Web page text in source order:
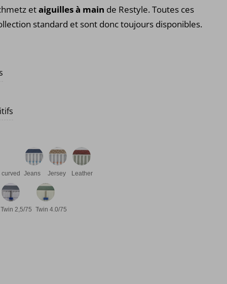
etaiguilles à main de Restyle. Toutes ces
standard et sont donc toujours disponibles.
Jeans Jersey Leather
Twin 2,5/75 Twin 4.0/75